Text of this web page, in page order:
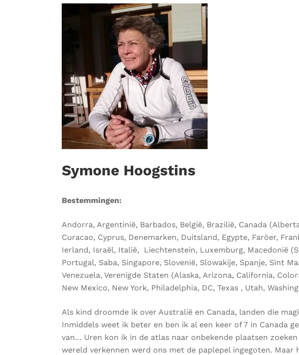
Symone Hoogstins
Bestemmingen:
Andorra, Argentinië, Barbados, België, Brazilië, Canada
Curacao, Cyprus, Denemarken, Duitsland, Egypte, Faröer,
Ierland, Israël, Italië, Liechtenstein, Luxemburg, Macedonië
Portugal, Saba, Singapore, Slovenië, Slowakije, Spanje, Sint
Venezuela, Verenigde Staten (Alaska, Arizona, California,
New Mexico, New York, Philadelphia, DC, Texas , Utah,
Als kind droomde ik over Australië en Canada, landen die
Inmiddels weet ik beter en ben ik al een keer of 7 in Canada
van… Uren kon ik in de atlas naar onbekende plaatsen
wereld verkennen werd ons met de paplepel ingegoten.